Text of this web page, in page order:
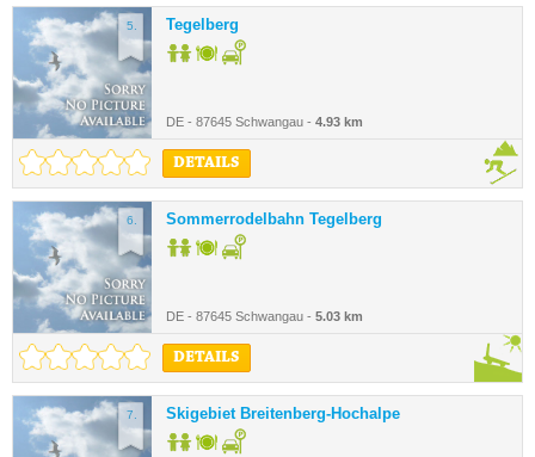
5. Tegelberg
DE - 87645 Schwangau - 4.93 km
DETAILS
6. Sommerrodelbahn Tegelberg
DE - 87645 Schwangau - 5.03 km
DETAILS
7. Skigebiet Breitenberg-Hochalpe